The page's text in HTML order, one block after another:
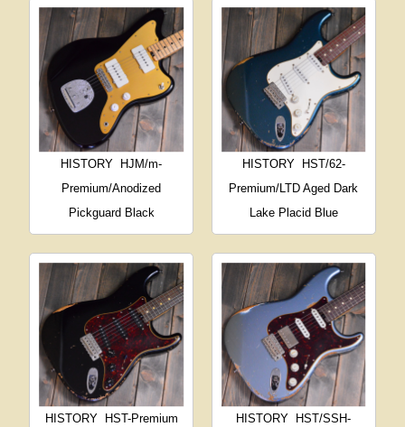
HISTORY
HJM/m-
Premium/Anodized
Pickguard Black
HISTORY
HST/62-
Premium/LTD Aged Dark
Lake Placid Blue
HISTORY
HST-Premium
HISTORY
HST/SSH-